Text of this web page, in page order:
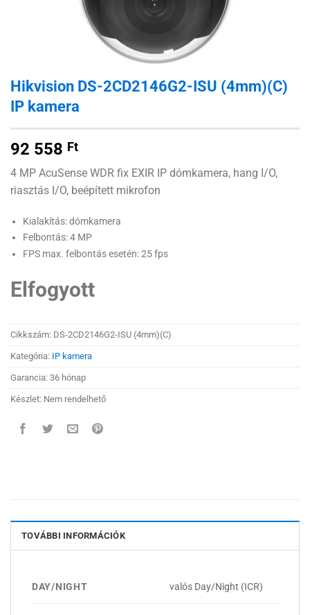
Hikvision DS-2CD2146G2-ISU (4mm)(C)
IP kamera
92 558 Ft
4 MP AcuSense WDR fix EXIR IP dómkamera, hang I/O,
riasztás I/O, beépített mikrofon
Kialakítás: dómkamera
Felbontás: 4 MP
FPS max. felbontás esetén: 25 fps
Elfogyott
Cikkszám: DS-2CD2146G2-ISU (4mm)(C)
Kategória: IP kamera
Garancia: 36 hónap
Készlet: Nem rendelhető
TOVÁBBI INFORMÁCIÓK
DAY/NIGHT valós Day/Night (ICR)